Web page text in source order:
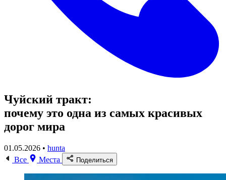
Чуйский тракт:
почему это одна из самых красивых
дорог мира
01.05.2026 • hunta
Все
Места Поделиться